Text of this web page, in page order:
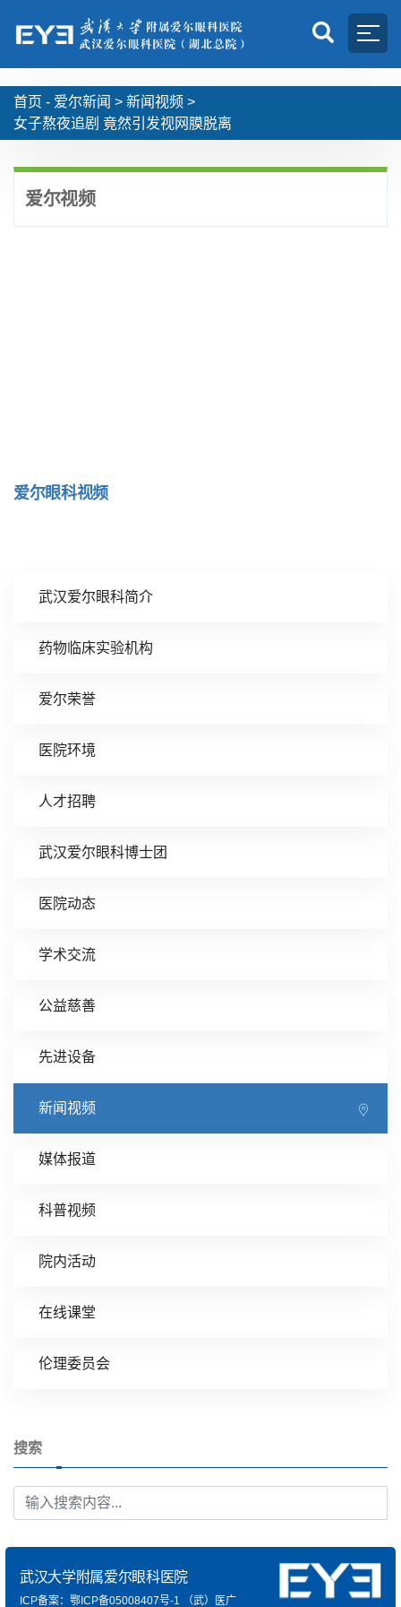
首页 - 爱尔新闻 > 新闻视频 >
女子熬夜追剧 竟然引发视网膜脱离
武汉爱尔眼科简介
药物临床实验机构
爱尔荣誉
医院环境
人才招聘
武汉爱尔眼科博士团
医院动态
学术交流
公益慈善
先进设备
新闻视频
媒体报道
科普视频
院内活动
在线课堂
伦理委员会
搜索
爱尔视频
爱尔眼科视频
武汉大学附属爱尔眼科医院
ICP备案：鄂ICP备05008407号-1 （武）医广